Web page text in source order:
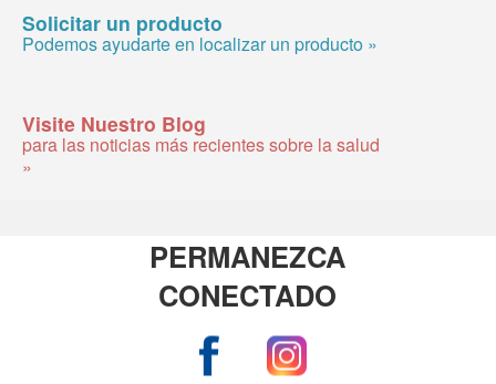
Solicitar un producto
Podemos ayudarte en localizar un producto »
Visite Nuestro Blog
para las noticias más recientes sobre la salud
»
PERMANEZCA
CONECTADO